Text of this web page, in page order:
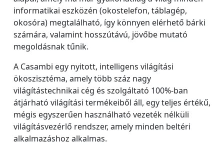
informatikai eszközén (okostelefon, táblagép,
okosóra) megtalálható, így könnyen elérhető bárki
számára, valamint hosszútávú, jövőbe mutató
megoldásnak tűnik.
A Casambi egy nyitott, intelligens világítási
ökoszisztéma, amely több száz nagy
világítástechnikai cég és szolgáltató 100%-ban
átjárható világítási termékeiből áll, egy teljes értékű,
mégis egyszerűen használható vezeték nélküli
világításvezérlő rendszer, amely minden beltéri
alkalmazáshoz alkalmas.